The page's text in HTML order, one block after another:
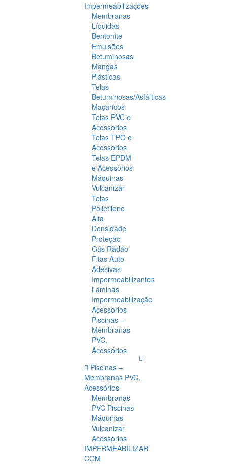
Impermeabilizações
Membranas
Líquidas
Bentonite
Emulsões
Betuminosas
Mangas
Plásticas
Telas
Betuminosas/Asfálticas
Maçaricos
Telas PVC e
Acessórios
Telas TPO e
Acessórios
Telas EPDM
e Acessórios
Máquinas
Vulcanizar
Telas
Polietileno
Alta
Densidade
Proteção
Gás Radão
Fitas Auto
Adesivas
Impermeabilizantes
Lâminas
Impermeabilização
Acessórios
Piscinas –
Membranas
PVC,
Acessórios
Piscinas –
Membranas PVC,
Acessórios
Membranas
PVC Piscinas
Máquinas
Vulcanizar
Acessórios
IMPERMEABILIZAR
COM